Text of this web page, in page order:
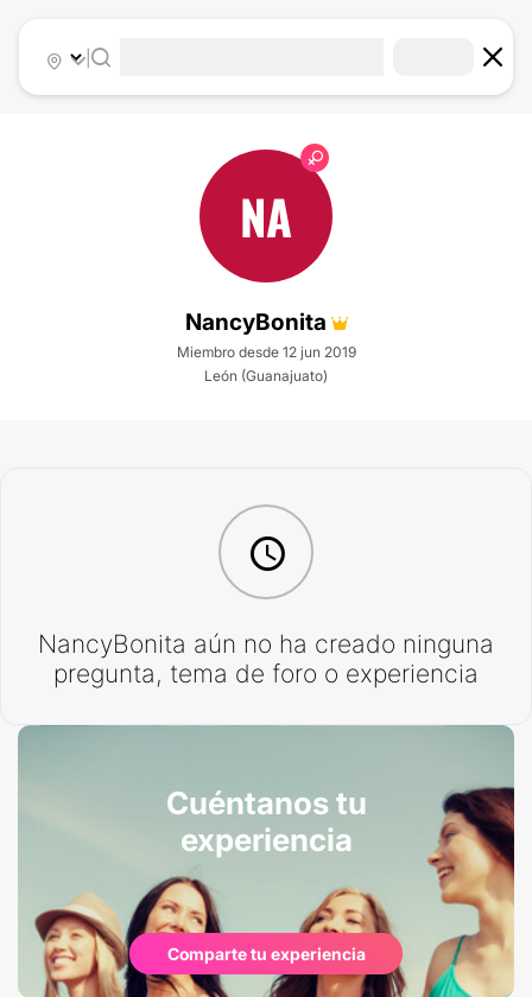
|
NA
NancyBonita
Miembro desde 12 jun 2019
León (Guanajuato)
NancyBonita aún no ha creado ninguna
pregunta, tema de foro o experiencia
Cuéntanos tu
experiencia
Comparte tu experiencia